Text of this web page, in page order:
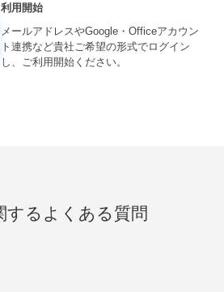
利用開始
メールアドレスやGoogle・Officeアカウン
ト連携など貴社ご希望の形式でログイン
し、ご利用開始ください。
するよくある質問